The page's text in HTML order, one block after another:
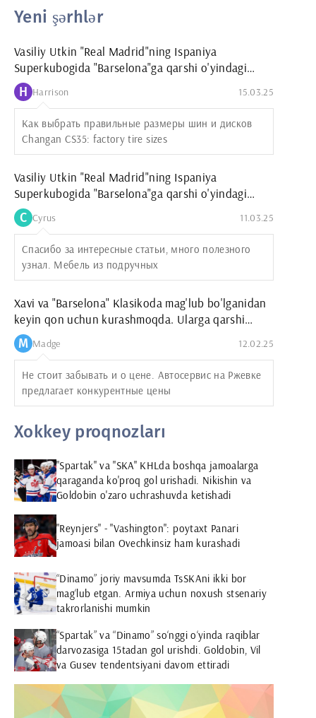
Yeni şərhlər
Vasiliy Utkin "Real Madrid"ning Ispaniya
Superkubogida "Barselona"ga qarshi o'yindagi
g'alabasini taxmin qildi
H Harrison 15.03.25
Как выбрать правильные размеры шин и дисков
Changan CS35: factory tire sizes
Vasiliy Utkin "Real Madrid"ning Ispaniya
Superkubogida "Barselona"ga qarshi o'yindagi
g'alabasini taxmin qildi
C Cyrus 11.03.25
Спасибо за интересные статьи, много полезного
узнал. Мебель из подручных
Xavi va "Barselona" Klasikoda mag'lub bo'lganidan
keyin qon uchun kurashmoqda. Ularga qarshi
"Unionistlar" "Vilyarreal"ni mag'lub etgan
boshlang'ich hisoblanadi.
M Madge 12.02.25
Не стоит забывать и о цене. Автосервис на Ржевке
предлагает конкурентные цены
Xokkey proqnozları
"Spartak" va "SKA" KHLda boshqa jamoalarga
qaraganda ko'proq gol urishadi. Nikishin va
Goldobin o'zaro uchrashuvda ketishadi
"Reynjers" - "Vashington": poytaxt Panari
jamoasi bilan Ovechkinsiz ham kurashadi
“Dinamo” joriy mavsumda TsSKAni ikki bor
mag‘lub etgan. Armiya uchun noxush stsenariy
takrorlanishi mumkin
“Spartak” va “Dinamo” so‘nggi o‘yinda raqiblar
darvozasiga 15tadan gol urishdi. Goldobin, Vil
va Gusev tendentsiyani davom ettiradi